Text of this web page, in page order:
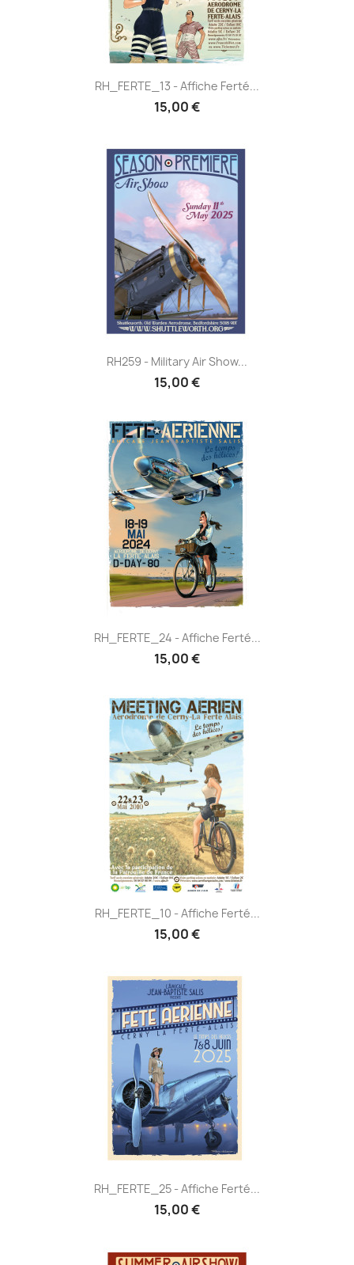
RH_FERTE_13 - Affiche Ferté...
15,00 €
RH259 - Military Air Show...
15,00 €
RH_FERTE_24 - Affiche Ferté...
15,00 €
RH_FERTE_10 - Affiche Ferté...
15,00 €
RH_FERTE_25 - Affiche Ferté...
15,00 €